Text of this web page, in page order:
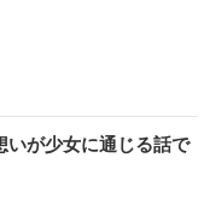
いが少女に通じる話で